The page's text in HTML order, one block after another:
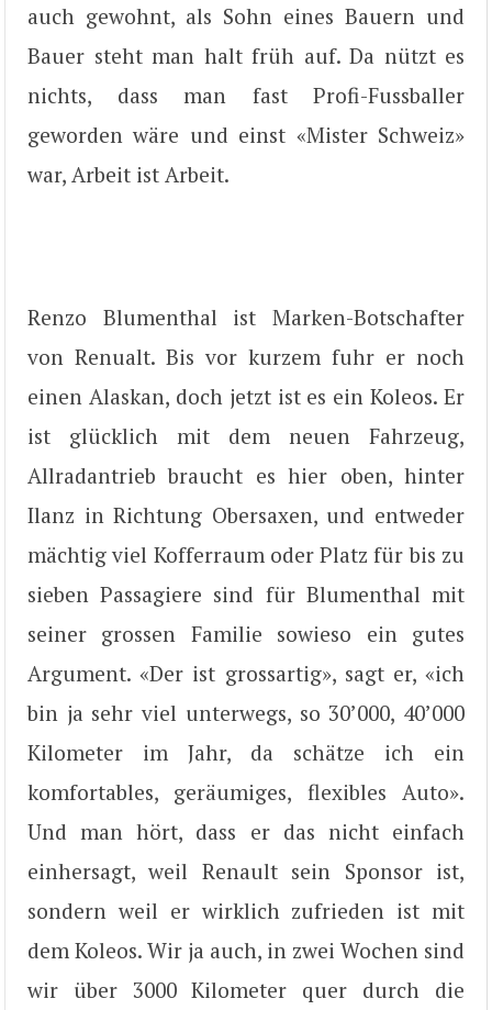
auch gewohnt, als Sohn eines Bauern und
Bauer steht man halt früh auf. Da nützt es
nichts, dass man fast Profi-Fussballer
geworden wäre und einst «Mister Schweiz»
war, Arbeit ist Arbeit.
Renzo Blumenthal ist Marken-Botschafter
von Renualt. Bis vor kurzem fuhr er noch
einen Alaskan, doch jetzt ist es ein Koleos. Er
ist glücklich mit dem neuen Fahrzeug,
Allradantrieb braucht es hier oben, hinter
Ilanz in Richtung Obersaxen, und entweder
mächtig viel Kofferraum oder Platz für bis zu
sieben Passagiere sind für Blumenthal mit
seiner grossen Familie sowieso ein gutes
Argument. «Der ist grossartig», sagt er, «ich
bin ja sehr viel unterwegs, so 30’000, 40’000
Kilometer im Jahr, da schätze ich ein
komfortables, geräumiges, flexibles Auto».
Und man hört, dass er das nicht einfach
einhersagt, weil Renault sein Sponsor ist,
sondern weil er wirklich zufrieden ist mit
dem Koleos. Wir ja auch, in zwei Wochen sind
wir über 3000 Kilometer quer durch die